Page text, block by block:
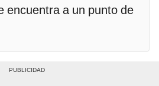
encuentra a un punto de